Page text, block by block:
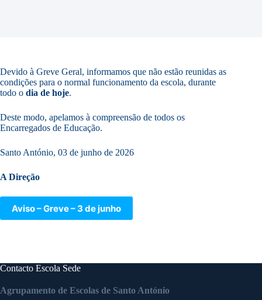
Devido à Greve Geral, informamos que não estão reunidas as
condições para o normal funcionamento da escola, durante
todo o dia de hoje.
Deste modo, apelamos à compreensão de todos os
Encarregados de Educação.
Santo António, 03 de junho de 2026
A Direção
Aviso – Greve – 3 de junho
Contacto Escola Sede
Agrupamento de Escolas de Santo António